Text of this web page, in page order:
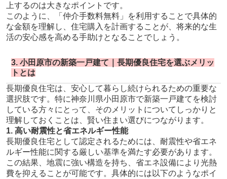
上するのは大きなポイントです。
このように、「仲介手数料無料」を利用することで具体的
な金額を理解し、住宅購入を計画することが、将来的な生
活の安心感を高める手助けとなることでしょう。
3. 小田原市の新築一戸建て｜長期優良住宅を選ぶメリッ
トとは
長期優良住宅は、安心して暮らし続けられるための重要な
選択肢です。特に神奈川県小田原市で新築一戸建てを検討
している方々にとって、そのメリットについてしっかりと
理解しておくことは、賢い住まい選びにつながります。
1. 高い耐震性と省エネルギー性能
長期優良住宅として認定されるためには、耐震性や省エネ
ルギー性能に関する厳しい基準を満たす必要があります。
この結果、地震に強い構造を持ち、省エネ設備により光熱
費を抑えることが可能です。具体的には以下のようなポイ